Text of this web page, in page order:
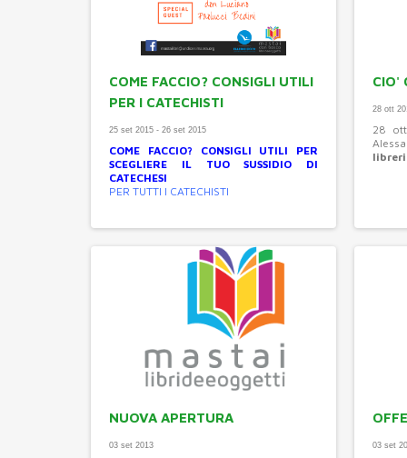
COME FACCIO? CONSIGLI UTILI
PER I CATECHISTI
25 set 2015 - 26 set 2015
COME FACCIO? CONSIGLI UTILI PER
SCEGLIERE IL TUO SUSSIDIO DI
CATECHESI
PER TUTTI I CATECHISTI
CIO'
28 ott
28
NUOVA APERTURA
03 set 2013 03 set